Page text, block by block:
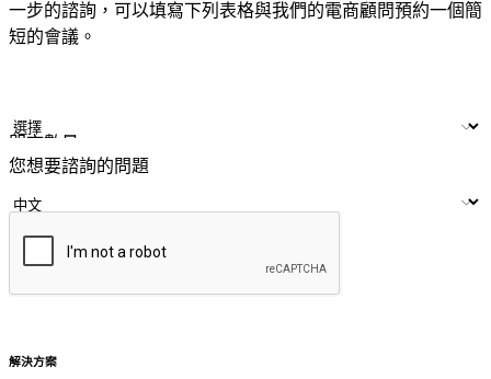
一步的諮詢，可以填寫下列表格與我們的電商顧問預約一個簡
短的會議。
LINE ID
門市數量
您想要諮詢的問題
解決方案